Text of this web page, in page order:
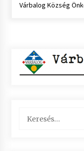
Várbalog Község